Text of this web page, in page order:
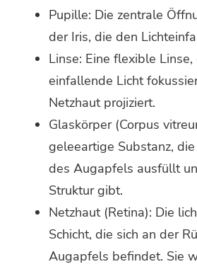
Pupille: Die zentrale
der Iris, die den
Linse: Eine flexible
einfallende Licht
Netzhaut projiziert.
Glaskörper (Corpus
geleeartige Substanz,
des Augapfels ausfüllt
Struktur gibt.
Netzhaut (Retina): Die
Schicht, die sich an der
Augapfels befindet. Sie